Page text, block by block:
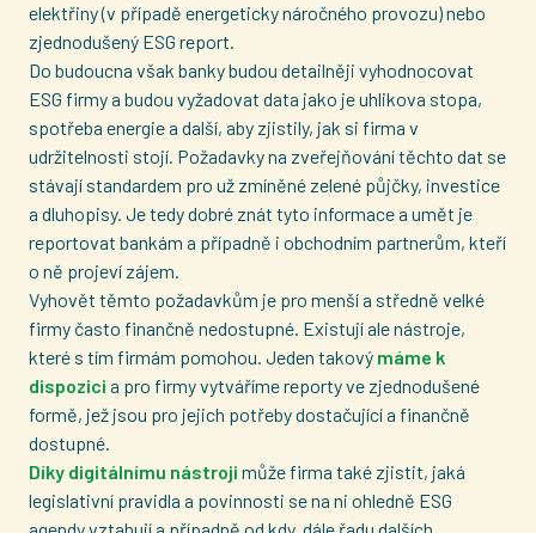
elektřiny (v případě energeticky náročného provozu) nebo
zjednodušený ESG report.
Do budoucna však banky budou detailněji vyhodnocovat
ESG firmy a budou vyžadovat data jako je uhlikova stopa,
spotřeba energie a další, aby zjistily, jak si firma v
udržitelnosti stojí. Požadavky na zveřejňování těchto dat se
stávají standardem pro už zmíněné zelené půjčky, investice
a dluhopisy. Je tedy dobré znát tyto informace a umět je
reportovat bankám a případně i obchodním partnerům, kteří
o ně projeví zájem.
Vyhovět těmto požadavkům je pro menší a středně velké
firmy často finančně nedostupné. Existují ale nástroje,
které s tím firmám pomohou. Jeden takový máme k
dispozici a pro firmy vytváříme reporty ve zjednodušené
formě, jež jsou pro jejich potřeby dostačující a finančně
dostupné.
Díky digitálnímu nástroji může firma také zjistit, jaká
legislativní pravidla a povinnosti se na ni ohledně ESG